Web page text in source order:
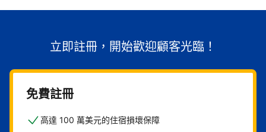
立即註冊，開始歡迎顧客光臨！
免費註冊
高達 100 萬美元的住宿損壞保障